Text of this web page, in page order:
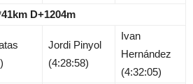
D+1204m
Jordi Pinyol
(4:28:58)
Ivan
Hernández
(4:32:05)